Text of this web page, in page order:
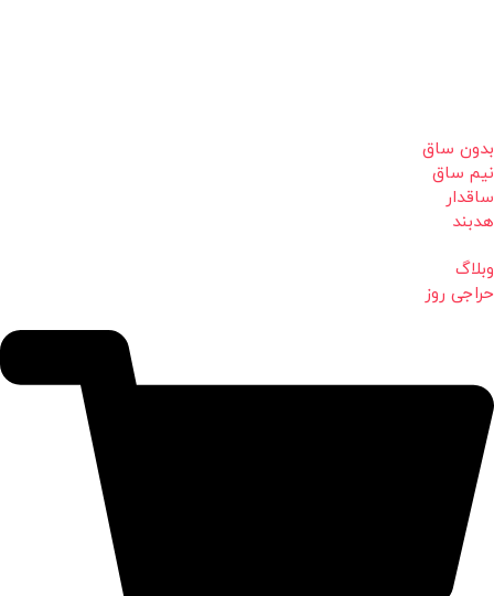
بدون ساق
نیم ساق
ساقدار
هدبند
وبلاگ
حراجی روز